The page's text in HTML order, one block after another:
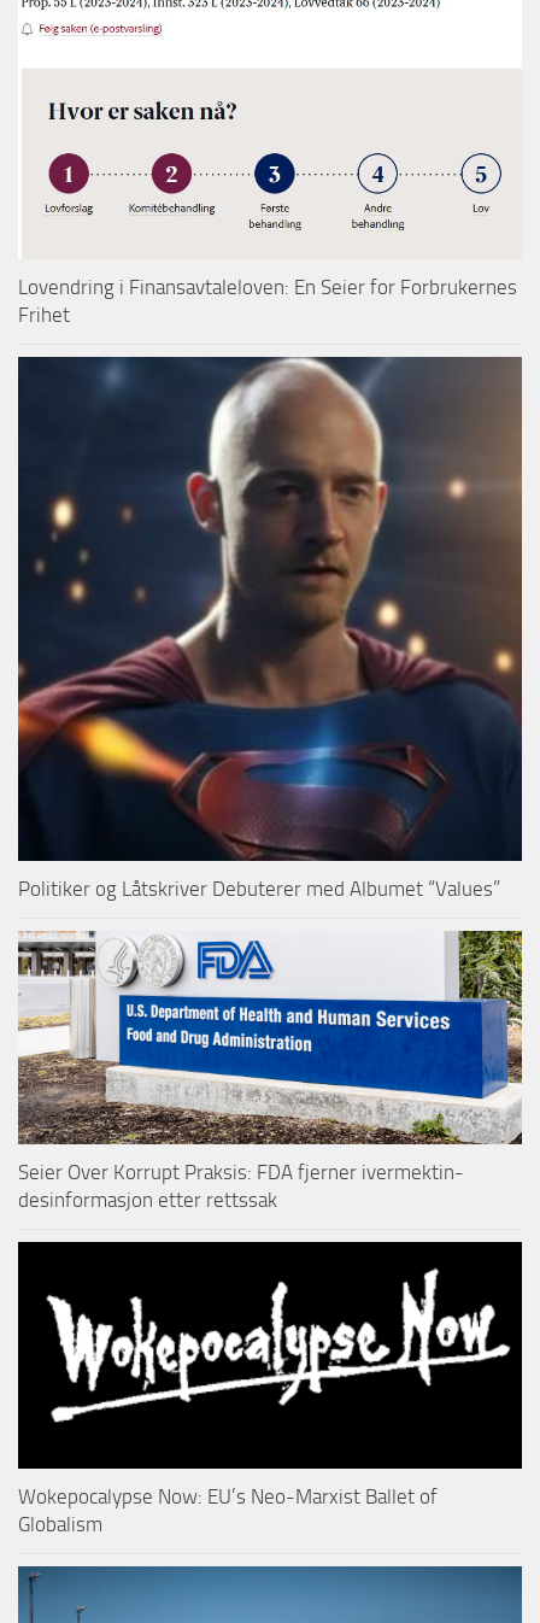
Lovendring i Finansavtaleloven: En Seier for Forbrukernes
Frihet
Politiker og Låtskriver Debuterer med Albumet “Values”
Seier Over Korrupt Praksis: FDA fjerner ivermektin-
desinformasjon etter rettssak
Wokepocalypse Now: EU’s Neo-Marxist Ballet of
Globalism